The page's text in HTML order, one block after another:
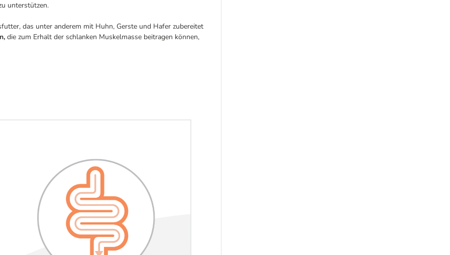
unterstützen.
das unter anderem mit Huhn, Gerste und Hafer zubereitet
die zum Erhalt der schlanken Muskelmasse beitragen können,